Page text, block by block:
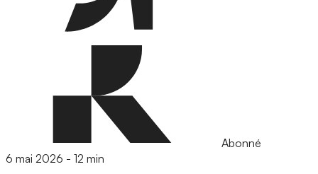
Abonné
6 mai 2026 - 12 min